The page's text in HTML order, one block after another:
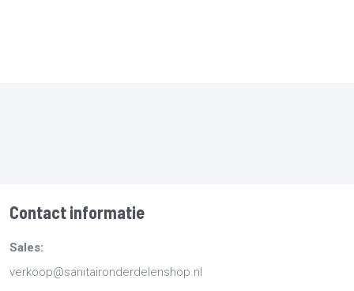
Contact informatie
Sales:
verkoop@sanitaironderdelenshop.nl